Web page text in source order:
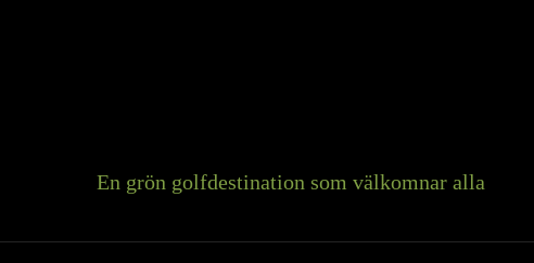
En grön golfdestination som välkomnar alla